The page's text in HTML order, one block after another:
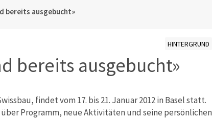
bereits ausgebucht»
HINTERGRUND
bereits ausgebucht»
findet vom 17. bis 21. Januar 2012 in Basel statt.
Programm, neue Aktivitäten und seine persönlichen